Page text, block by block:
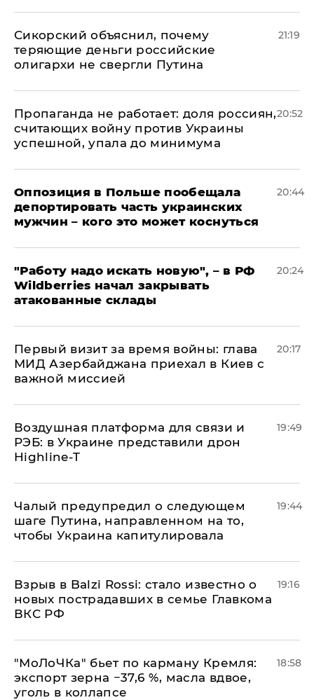
Сикорский объяснил, почему
теряющие деньги российские
олигархи не свергли Путина
21:19
​Пропаганда не работает: доля россиян,
считающих войну против Украины
успешной, упала до минимума
20:52
Оппозиция в Польше пообещала
депортировать часть украинских
мужчин – кого это может коснуться
20:44
"Работу надо искать новую", – в РФ
Wildberries начал закрывать
атакованные склады
20:24
Первый визит за время войны: глава
МИД Азербайджана приехал в Киев с
важной миссией
20:17
Воздушная платформа для связи и
РЭБ: в Украине представили дрон
Highline-T
19:49
Чалый предупредил о следующем
шаге Путина, направленном на то,
чтобы Украина капитулировала
19:44
Взрыв в Balzi Rossi: стало известно о
новых пострадавших в семье Главкома
ВКС РФ
19:16
​"МоЛоЧКа" бьет по карману Кремля:
экспорт зерна −37,6 %, масла вдвое,
уголь в коллапсе
18:58